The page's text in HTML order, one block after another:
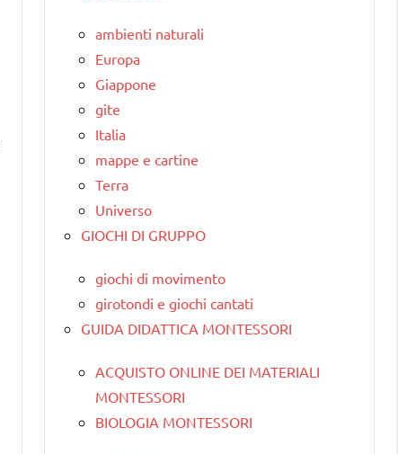
ambienti naturali
Europa
Giappone
gite
Italia
mappe e cartine
Terra
Universo
GIOCHI DI GRUPPO
giochi di movimento
girotondi e giochi cantati
GUIDA DIDATTICA MONTESSORI
ACQUISTO ONLINE DEI MATERIALI
MONTESSORI
BIOLOGIA MONTESSORI